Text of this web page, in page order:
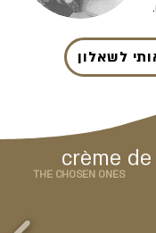
.
לשאלון
crème
THE CHOSEN ONES